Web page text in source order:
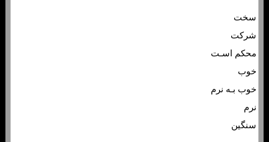
سخت
شرکت
محکم اسـت
خوب
خوب بـه نرم
نرم
سنگین